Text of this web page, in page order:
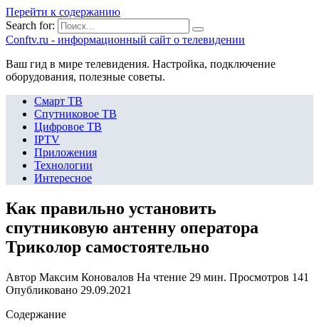
Перейти к содержанию
Search for:
Сonftv.ru - информационный сайт о телевидении
Ваш гид в мире телевидения. Настройка, подключение
оборудования, полезные советы.
Смарт ТВ
Спутниковое ТВ
Цифровое ТВ
IPTV
Приложения
Технологии
Интересное
Как правильно установить
спутниковую антенну оператора
Триколор самостоятельно
Автор Максим Коновалов На чтение 29 мин. Просмотров 141
Опубликовано 29.09.2021
Содержание